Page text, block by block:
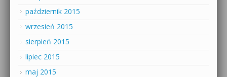
październik 2015
wrzesień 2015
sierpień 2015
lipiec 2015
maj 2015